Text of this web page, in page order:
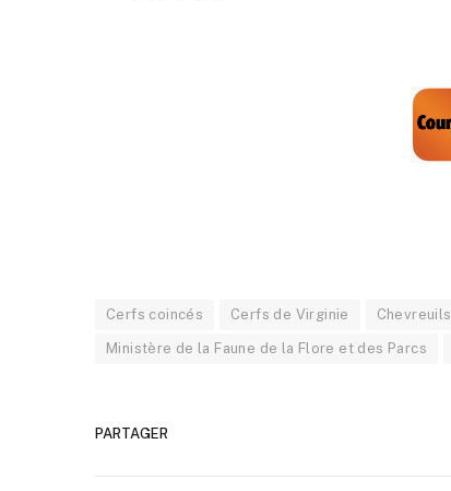
Cerfs coincés Cerfs de Virginie Chevreuils
Ministère de la Faune de la Flore et des Parcs
PARTAGER